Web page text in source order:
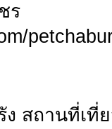
ร
สถานที่เ